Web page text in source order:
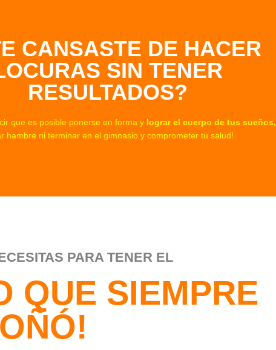
CANSASTE DE HACER
SIN TENER
RESULTADOS?
que es posible ponerse en forma y lograr el cuerpo de tus sueños,
hambre ni terminar en el gimnasio y comprometer tu salud!
PARA TENER EL
QUE SIEMPRE